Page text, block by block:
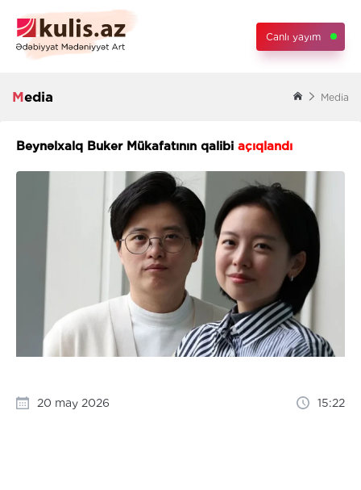
Canlı yayım
Media Media
Beynəlxalq Buker Mükafatının qalibi açıqlandı
20 may 2026 15:22